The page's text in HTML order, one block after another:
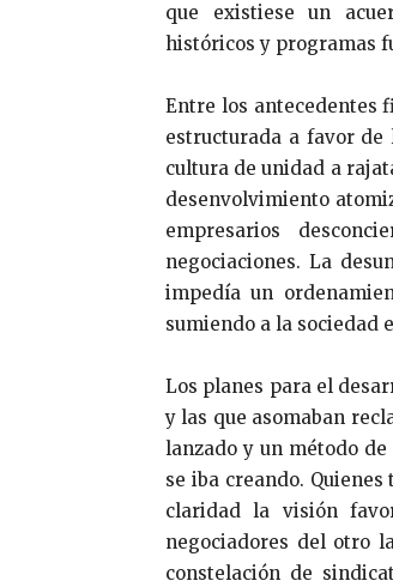
que existiese un
históricos y programas
Entre los antecedentes
estructurada a favor de
cultura de unidad a
desenvolvimiento
empresarios
negociaciones. La
impedía un
sumiendo a la sociedad
Los planes para el
y las que asomaban
lanzado y un método
se iba creando.
claridad la visión
negociadores del otro
constelación de